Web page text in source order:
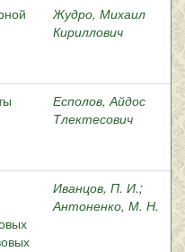
Жудро, Михаил
Кириллович
Есполов, Айдос
Тлектесович
Иванцов, П. И.;
Антоненко, М. Н.